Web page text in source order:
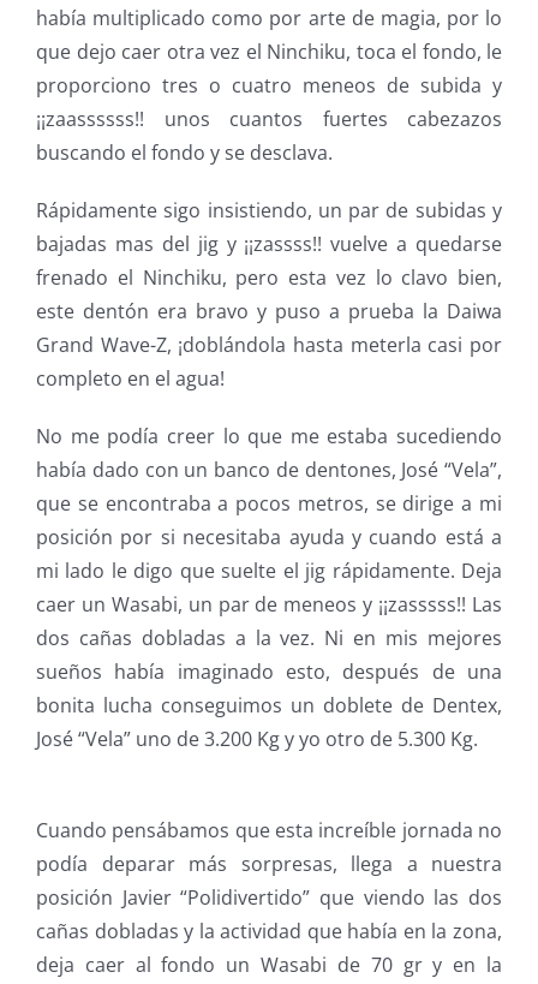
había multiplicado como por arte de magia, por lo
que dejo caer otra vez el Ninchiku, toca el fondo, le
proporciono tres o cuatro meneos de subida y
¡¡zaassssss!! unos cuantos fuertes cabezazos
buscando el fondo y se desclava.
Rápidamente sigo insistiendo, un par de subidas y
bajadas mas del jig y ¡¡zassss!! vuelve a quedarse
frenado el Ninchiku, pero esta vez lo clavo bien,
este dentón era bravo y puso a prueba la Daiwa
Grand Wave-Z, ¡doblándola hasta meterla casi por
completo en el agua!
No me podía creer lo que me estaba sucediendo
había dado con un banco de dentones, José “Vela”,
que se encontraba a pocos metros, se dirige a mi
posición por si necesitaba ayuda y cuando está a
mi lado le digo que suelte el jig rápidamente. Deja
caer un Wasabi, un par de meneos y ¡¡zasssss!! Las
dos cañas dobladas a la vez. Ni en mis mejores
sueños había imaginado esto, después de una
bonita lucha conseguimos un doblete de Dentex,
José “Vela” uno de 3.200 Kg y yo otro de 5.300 Kg.
Cuando pensábamos que esta increíble jornada no
podía deparar más sorpresas, llega a nuestra
posición Javier “Polidivertido” que viendo las dos
cañas dobladas y la actividad que había en la zona,
deja caer al fondo un Wasabi de 70 gr y en la